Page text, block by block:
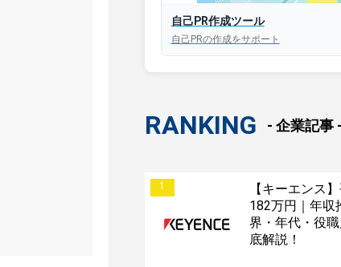
自己PR作成ツール
自己PRの作成をサポート
RANKING - 企業記事 -
1
【キーエンス
182万円｜年収
界・年代・役
底解説！